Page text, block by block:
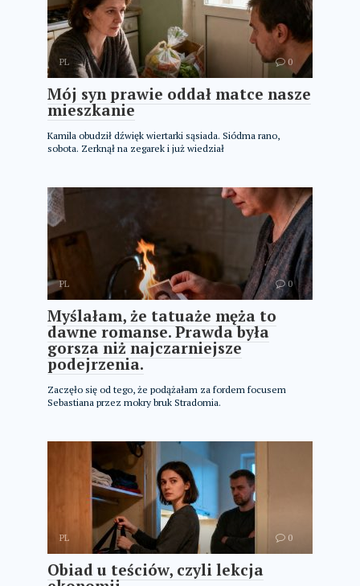
PL 0
Mój syn prawie oddał matce nasze
mieszkanie
Kamila obudził dźwięk wiertarki sąsiada. Siódma rano,
sobota. Zerknął na zegarek i już wiedział
PL 0
Myślałam, że tatuaże męża to
dawne romanse. Prawda była
gorsza niż najczarniejsze
podejrzenia.
Zaczęło się od tego, że podążałam za fordem focusem
Sebastiana przez mokry bruk Stradomia.
PL 0
Obiad u teściów, czyli lekcja